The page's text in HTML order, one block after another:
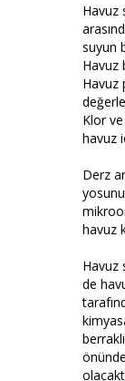
Havuz
suyun
Havuz
Havuz
Klor
havuz
Derz
havuz
Havuz
de